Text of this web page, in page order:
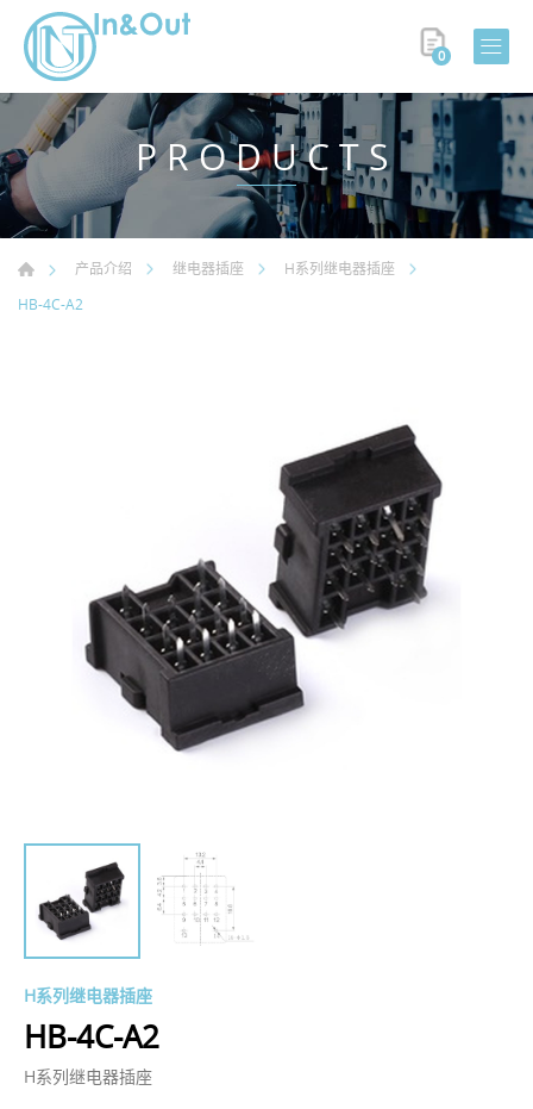
0
PRODUCTS
产品介绍 继电器插座
H系列继电器插座
HB-4C-A2
H系列继电器插座
HB-4C-A2
H系列继电器插座